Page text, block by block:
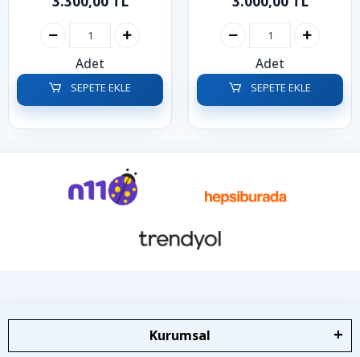
Adet
SEPETE EKLE
Adet
SEPETE EKLE
Kurumsal